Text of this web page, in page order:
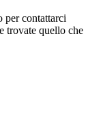
per contattarci
trovate quello che